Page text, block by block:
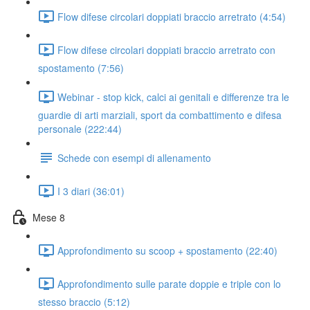
Flow difese circolari doppiati braccio arretrato (4:54)
Flow difese circolari doppiati braccio arretrato con
spostamento (7:56)
Webinar - stop kick, calci ai genitali e differenze tra le
guardie di arti marziali, sport da combattimento e difesa
personale (222:44)
Schede con esempi di allenamento
I 3 diari (36:01)
Mese 8
Approfondimento su scoop + spostamento (22:40)
Approfondimento sulle parate doppie e triple con lo
stesso braccio (5:12)